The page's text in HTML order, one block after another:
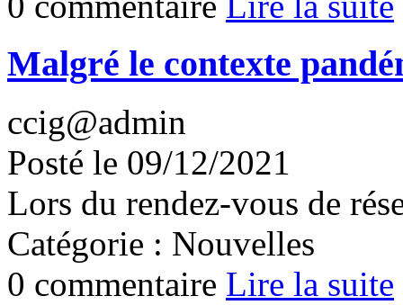
Malgré le contexte
ccig@admin
Posté le 09/12/2021
Lors du rendez-vous de
Catégorie : Nouvelles
0 commentaire Lire la suite